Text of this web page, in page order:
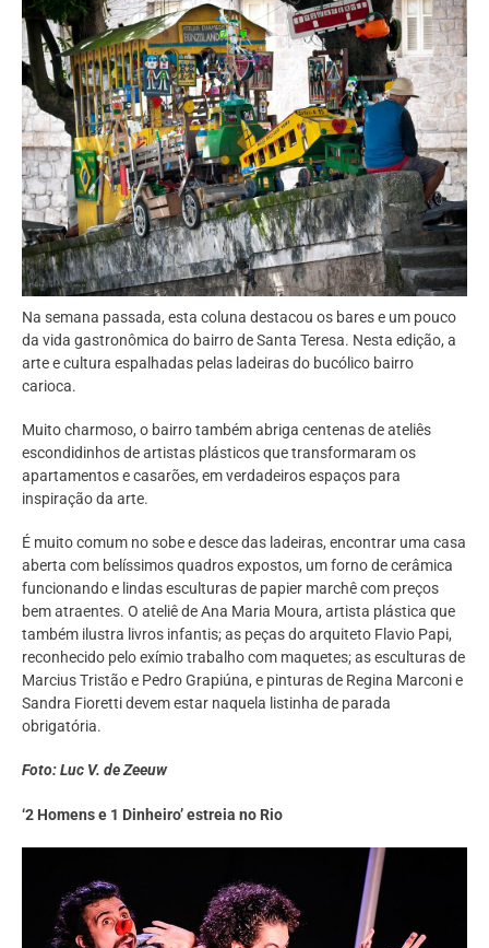
Na semana passada, esta coluna destacou os bares e um pouco
da vida gastronômica do bairro de Santa Teresa. Nesta edição, a
arte e cultura espalhadas pelas ladeiras do bucólico bairro
carioca.
Muito charmoso, o bairro também abriga centenas de ateliês
escondidinhos de artistas plásticos que transformaram os
apartamentos e casarões, em verdadeiros espaços para
inspiração da arte.
É muito comum no sobe e desce das ladeiras, encontrar uma casa
aberta com belíssimos quadros expostos, um forno de cerâmica
funcionando e lindas esculturas de papier marchê com preços
bem atraentes. O ateliê de Ana Maria Moura, artista plástica que
também ilustra livros infantis; as peças do arquiteto Flavio Papi,
reconhecido pelo exímio trabalho com maquetes; as esculturas de
Marcius Tristão e Pedro Grapiúna, e pinturas de Regina Marconi e
Sandra Fioretti devem estar naquela listinha de parada
obrigatória.
Foto: Luc V. de Zeeuw
‘2 Homens e 1 Dinheiro’ estreia no Rio